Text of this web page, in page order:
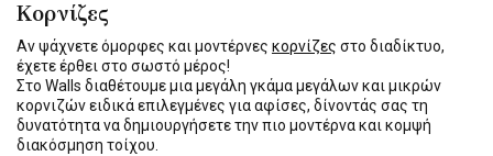
Κορνίζες
Αν ψάχνετε όμορφες και μοντέρνες κορνίζες στο διαδίκτυο,
έχετε έρθει στο σωστό μέρος!
Στο Walls διαθέτουμε μια μεγάλη γκάμα μεγάλων και μικρών
κορνιζών ειδικά επιλεγμένες για αφίσες, δίνοντάς σας τη
δυνατότητα να δημιουργήσετε την πιο μοντέρνα και κομψή
διακόσμηση τοίχου.